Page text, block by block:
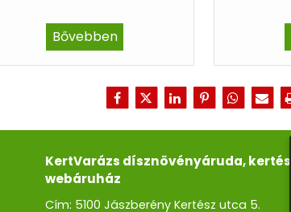
Bővebben
KertVarázs dísznövényáruda,
webáruház
Cím: 5100 Jászberény Kertész utca 5.